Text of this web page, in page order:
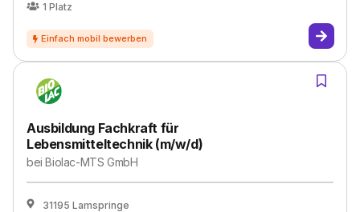
1 Platz
Ausbildung Fachkraft für
Lebensmitteltechnik (m/w/d)
beiBiolac-MTS GmbH
31195 Lamspringe